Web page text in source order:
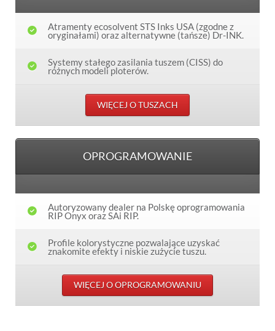
Atramenty ecosolvent STS Inks USA (zgodne z
oryginałami) oraz alternatywne (tańsze) Dr-INK.
Systemy stałego zasilania tuszem (CISS) do
różnych modeli ploterów.
WIĘCEJ O TUSZACH
OPROGRAMOWANIE
Autoryzowany dealer na Polskę oprogramowania
RIP Onyx oraz SAi RIP.
Profile kolorystyczne pozwalające uzyskać
znakomite efekty i niskie zużycie tuszu.
WIĘCEJ O OPROGRAMOWANIU